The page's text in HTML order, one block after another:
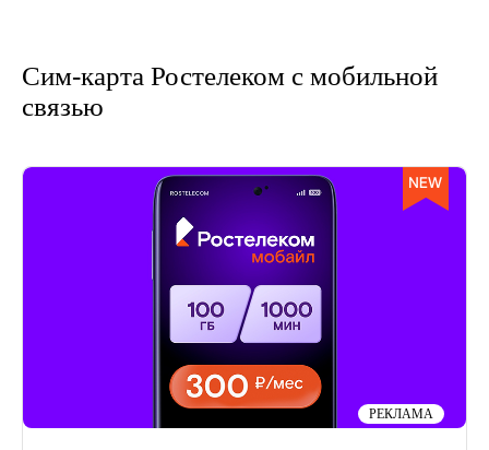
Сим-карта Ростелеком с мобильной
связью
РЕКЛАМА